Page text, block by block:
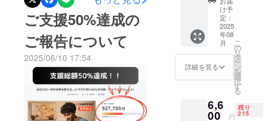
いて学校に通いますが、十
分な学用品が揃わない環境
が続いています。今回お渡
ししたバッグは、Kathmans
Goldオリジナルで、“毎日の
通学で使いやすいこと” を一
番に考えて制作しました。
す。ネパールの一杯を、
もっと多くの人へ届けたい
プロジェクトの期間はまだ
残っています。このコー
ヒーをもっと多くの方に
知っていただけるよう、引
き続きイベント出展や発信
ございます。今回は、6月4
日に大阪の万博記念公園で
開催されたロハスフェスタ
万博に出展した際の様子を
ご報告いたします。実際に
お客様とお会いして、直接
コーヒーをお届けできまし
ご支援50%達成の
ご報告について
2025/06/10 17:54
摘みさ
れた希
少なス
ペシャ
ルティ
コー
ヒー
くり焙
煎しま
袋＆限
定オリ
ジナル
マグ
セット
通常価
格5,900
円相当
→ 特別
4,900円
（送料
け予
定：
2025
年08
月
詳細を見る
こ
の
リ
タ
ー
ン
を
選
択
す
る
6,6
00 円
残り
215